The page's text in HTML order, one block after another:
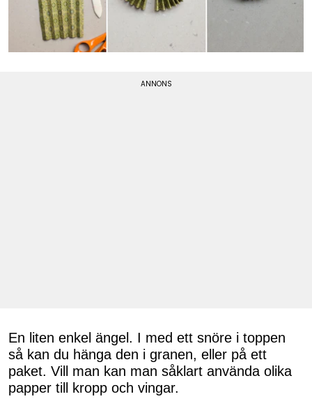
En liten enkel ängel. I med ett snöre i toppen
så kan du hänga den i granen, eller på ett
paket. Vill man kan man såklart använda olika
papper till kropp och vingar.